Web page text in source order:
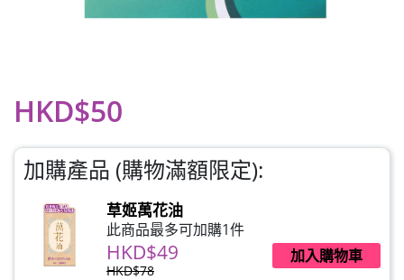
HKD$50
加購產品 (購物滿額限定):
草姬萬花油
此商品最多可加購1件
HKD$49
HKD$78
加入購物車